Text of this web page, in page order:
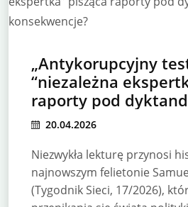
„Antykorupcyjny
“niezależna
raporty pod
poniesie
20.04.2026
Niezwykła lekturę przynosi
najnowszym felietonie
(Tygodnik Sieci, 17/2026),